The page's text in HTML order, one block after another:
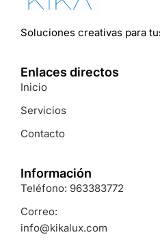
Soluciones creativas para
Enlaces directos
Inicio
Servicios
Contacto
Información
Teléfono: 963383772
Correo:
info@kikalux.com